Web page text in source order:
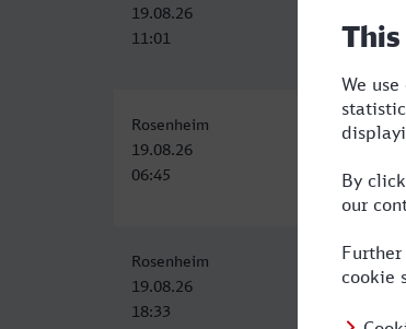
19.08.26
11:01
Rosenheim
19.08.26
06:45
Darmstadt Hbf
Rosenheim
19.08.26
18:33
Darmstadt Hbf
19.08.26